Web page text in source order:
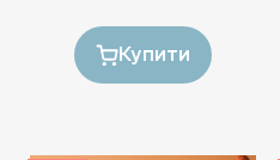
Купити